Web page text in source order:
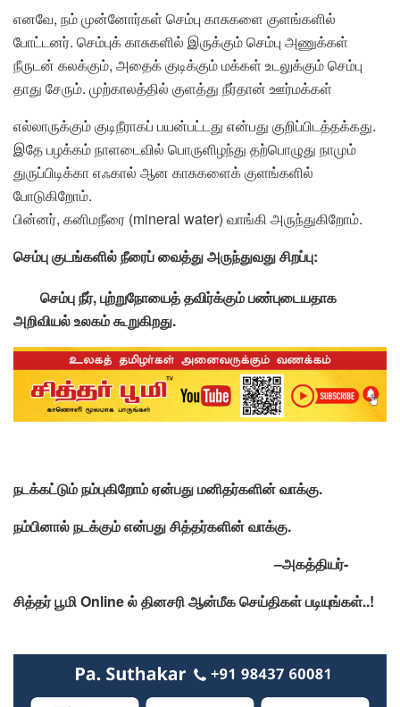
எனவே, நம் முன்னோர்கள் செம்பு காசுகளை குளங்களில்
போட்டனர். செம்புக் காசுகளில் இருக்கும் செம்பு அணுக்கள்
நீருடன் கலக்கும், அதைக் குடிக்கும் மக்கள் உடலுக்கும் செம்பு
தாது சேரும். முற்காலத்தில் குளத்து நீர்தான் ஊர்மக்கள்
எல்லாருக்கும் குடிநீராகப் பயன்பட்டது என்பது குறிப்பிடத்தக்கது.
இதே பழக்கம் நாளடைவில் பொருளிழந்து தற்பொழுது நாமும்
துருப்பிடிக்கா எஃகால் ஆன காசுகளைக் குளங்களில்
போடுகிறோம்.
பின்னர், கனிமநீரை (mineral water) வாங்கி அருந்துகிறோம்.
செம்பு குடங்களில் நீரைப் வைத்து அருந்துவது சிறப்பு:
செம்பு நீர், புற்றுநோயைத் தவிர்க்கும் பண்புடையதாக
அறிவியல் உலகம் கூறுகிறது.
நடக்கட்டும்நம்புகிறோம்ஏன்பதுமனிதர்களின்வாக்கு.
நம்பினால்நடக்கும்என்பதுசித்தர்களின்வாக்கு.
–அகத்தியர்-
சித்தர்பூமி Onlineல்தினசரிஆன்மீகசெய்திகள்படியுங்கள்..!